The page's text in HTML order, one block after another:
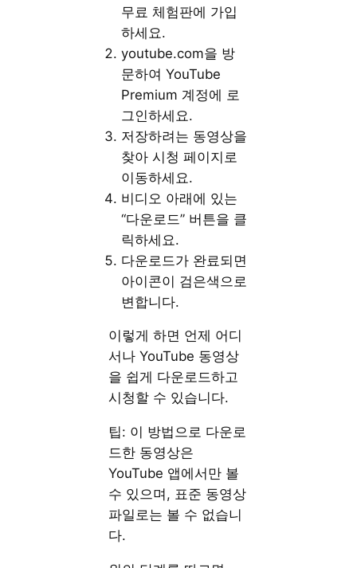
무료 체험판에 가입
하세요.
youtube.com을 방
문하여 YouTube
Premium 계정에 로
그인하세요.
저장하려는 동영상을
찾아 시청 페이지로
이동하세요.
비디오 아래에 있는
“다운로드” 버튼을 클
릭하세요.
다운로드가 완료되면
아이콘이 검은색으로
변합니다.
이렇게 하면 언제 어디
서나 YouTube 동영상
을 쉽게 다운로드하고
시청할 수 있습니다.
팁: 이 방법으로 다운로
드한 동영상은
YouTube 앱에서만 볼
수 있으며, 표준 동영상
파일로는 볼 수 없습니
다.